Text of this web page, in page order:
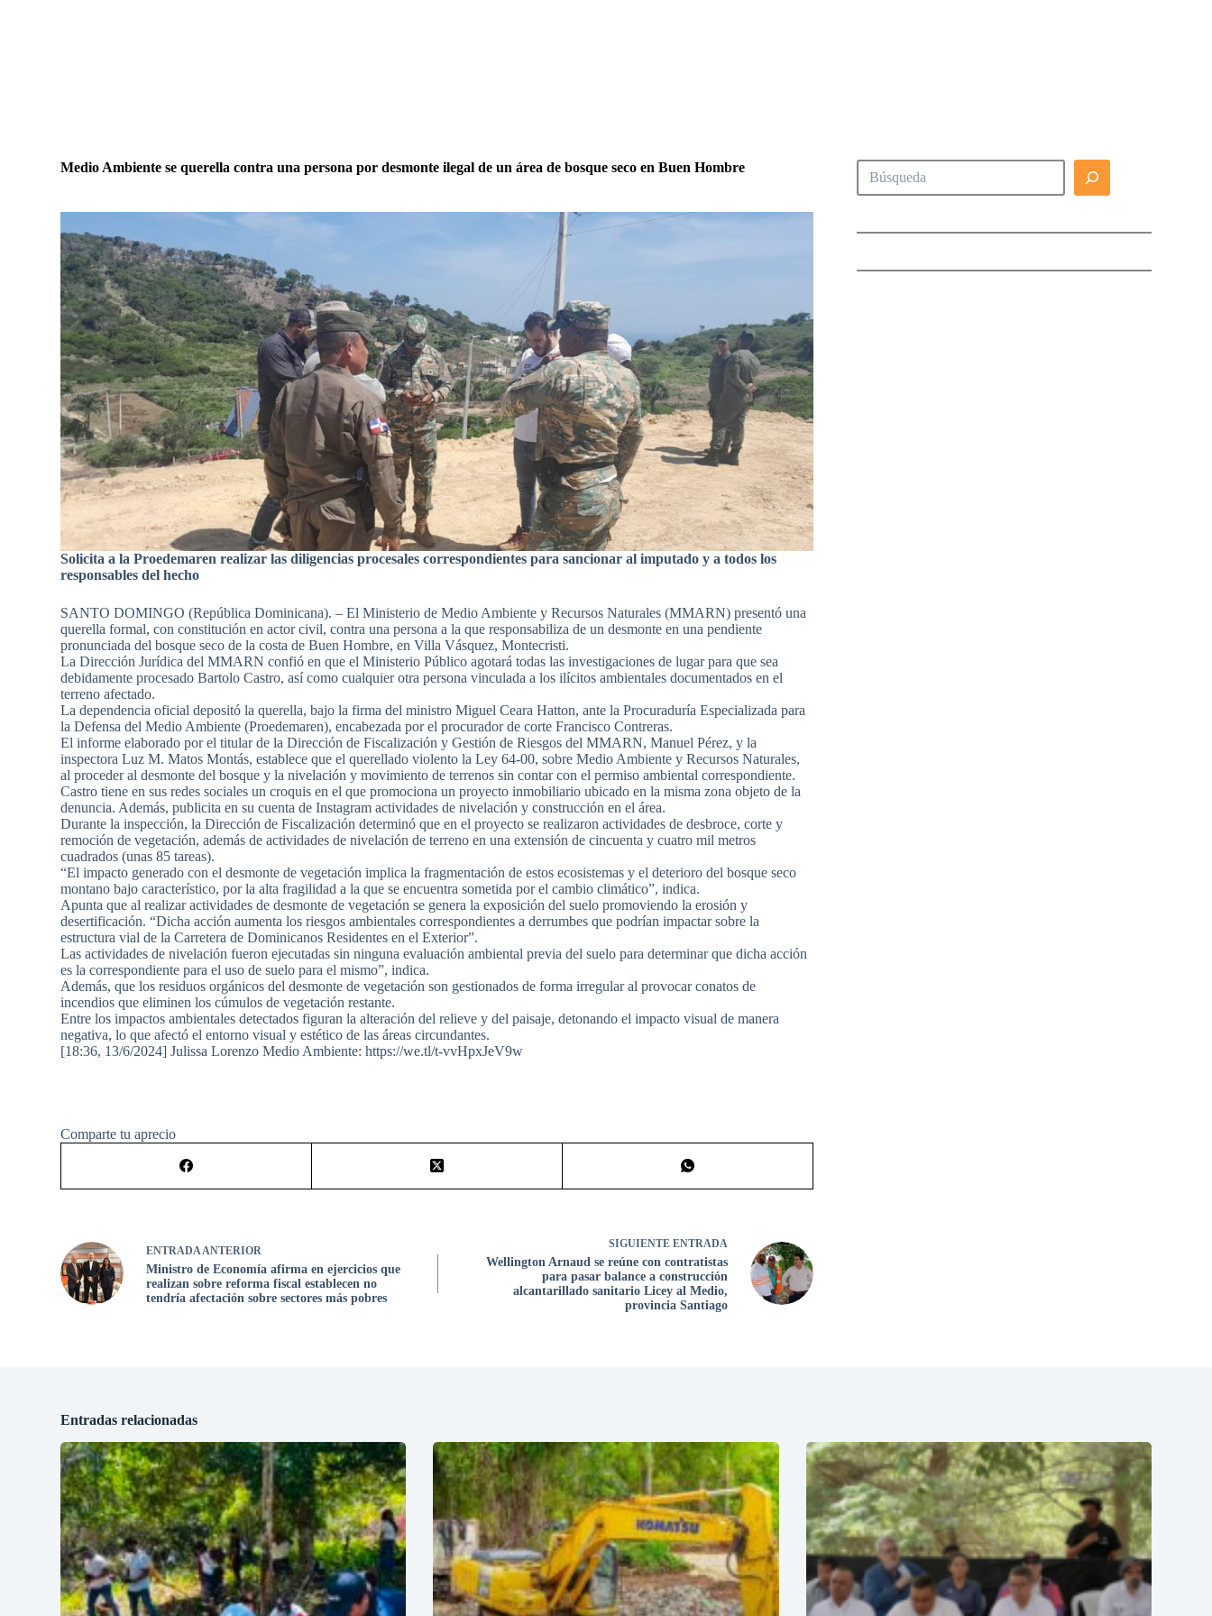
Medio Ambiente se querella contra una persona por desmonte ilegal de un área de bosque seco en Buen Hombre
Solicita a la Proedemaren realizar las diligencias procesales correspondientes para sancionar al imputado y a todos los
responsables del hecho
SANTO DOMINGO (República Dominicana). – El Ministerio de Medio Ambiente y Recursos Naturales (MMARN) presentó una
querella formal, con constitución en actor civil, contra una persona a la que responsabiliza de un desmonte en una pendiente
pronunciada del bosque seco de la costa de Buen Hombre, en Villa Vásquez, Montecristi.
La Dirección Jurídica del MMARN confió en que el Ministerio Público agotará todas las investigaciones de lugar para que sea
debidamente procesado Bartolo Castro, así como cualquier otra persona vinculada a los ilícitos ambientales documentados en el
terreno afectado.
La dependencia oficial depositó la querella, bajo la firma del ministro Miguel Ceara Hatton, ante la Procuraduría Especializada para
la Defensa del Medio Ambiente (Proedemaren), encabezada por el procurador de corte Francisco Contreras.
El informe elaborado por el titular de la Dirección de Fiscalización y Gestión de Riesgos del MMARN, Manuel Pérez, y la
inspectora Luz M. Matos Montás, establece que el querellado violento la Ley 64-00, sobre Medio Ambiente y Recursos Naturales,
al proceder al desmonte del bosque y la nivelación y movimiento de terrenos sin contar con el permiso ambiental correspondiente.
Castro tiene en sus redes sociales un croquis en el que promociona un proyecto inmobiliario ubicado en la misma zona objeto de la
denuncia. Además, publicita en su cuenta de Instagram actividades de nivelación y construcción en el área.
Durante la inspección, la Dirección de Fiscalización determinó que en el proyecto se realizaron actividades de desbroce, corte y
remoción de vegetación, además de actividades de nivelación de terreno en una extensión de cincuenta y cuatro mil metros
cuadrados (unas 85 tareas).
“El impacto generado con el desmonte de vegetación implica la fragmentación de estos ecosistemas y el deterioro del bosque seco
montano bajo característico, por la alta fragilidad a la que se encuentra sometida por el cambio climático”, indica.
Apunta que al realizar actividades de desmonte de vegetación se genera la exposición del suelo promoviendo la erosión y
desertificación. “Dicha acción aumenta los riesgos ambientales correspondientes a derrumbes que podrían impactar sobre la
estructura vial de la Carretera de Dominicanos Residentes en el Exterior”.
Las actividades de nivelación fueron ejecutadas sin ninguna evaluación ambiental previa del suelo para determinar que dicha acción
es la correspondiente para el uso de suelo para el mismo”, indica.
Además, que los residuos orgánicos del desmonte de vegetación son gestionados de forma irregular al provocar conatos de
incendios que eliminen los cúmulos de vegetación restante.
Entre los impactos ambientales detectados figuran la alteración del relieve y del paisaje, detonando el impacto visual de manera
negativa, lo que afectó el entorno visual y estético de las áreas circundantes.
[18:36, 13/6/2024] Julissa Lorenzo Medio Ambiente: https://we.tl/t-vvHpxJeV9w
Comparte tu aprecio
ENTRADA ANTERIOR
Ministro de Economía afirma en ejercicios que
realizan sobre reforma fiscal establecen no
tendría afectación sobre sectores más pobres
SIGUIENTE ENTRADA
Wellington Arnaud se reúne con contratistas
para pasar balance a construcción
alcantarillado sanitario Licey al Medio,
provincia Santiago
Buscar
Entradas relacionadas